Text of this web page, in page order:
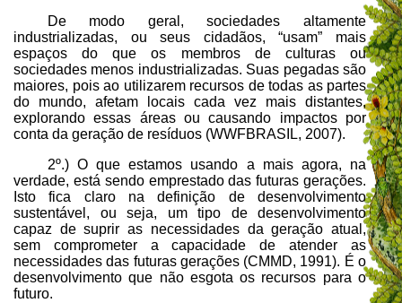
De modo geral, sociedades altamente
industrializadas, ou seus cidadãos, “usam” mais
espaços do que os membros de culturas ou
sociedades menos industrializadas. Suas pegadas são
maiores, pois ao utilizarem recursos de todas as partes
do mundo, afetam locais cada vez mais distantes,
explorando essas áreas ou causando impactos por
conta da geração de resíduos (WWFBRASIL, 2007).
2º.) O que estamos usando a mais agora, na
verdade, está sendo emprestado das futuras gerações.
Isto fica claro na definição de desenvolvimento
sustentável, ou seja, um tipo de desenvolvimento
capaz de suprir as necessidades da geração atual,
sem comprometer a capacidade de atender as
necessidades das futuras gerações (CMMD, 1991). É o
desenvolvimento que não esgota os recursos para o
futuro.